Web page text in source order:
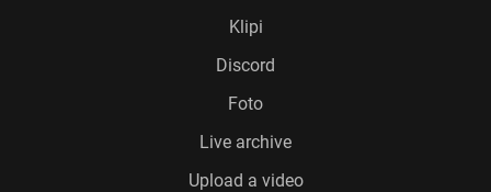
Klipi
Discord
Foto
Live archive
Upload a video